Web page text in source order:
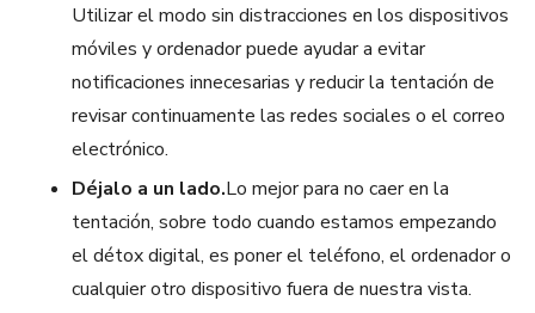
Utilizar el modo sin distracciones en los dispositivos
móviles y ordenador puede ayudar a evitar
notificaciones innecesarias y reducir la tentación de
revisar continuamente las redes sociales o el correo
electrónico.
Déjalo a un lado.Lo mejor para no caer en la
tentación, sobre todo cuando estamos empezando
el détox digital, es poner el teléfono, el ordenador o
cualquier otro dispositivo fuera de nuestra vista.